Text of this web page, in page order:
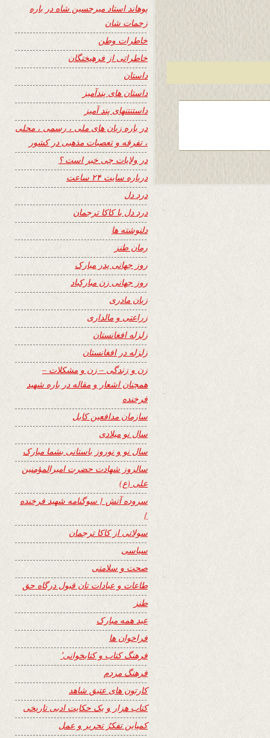
پوهاند استاد میرحسین شاه در باره
زحمات شان
خاطرات وطن
خاطراتی از فرهیختگان
داستان
داستان های پندآمیز
داستنتنهای پند آمیز
در باره زبان های ملی ، رسمی ، محلی
، تفرقه و تعصبات مذهبی در کشور
در ولایات چی خبر است ؟
درباره سایت ۲۴ ساعت
درد دل
درد دل با کاکا ترجمان
دلنوشته ها
رمان طنز
روز جهانی پدر مبارک
روز جهانی زن مبارکباد
زبان مادری
زراعتی و مالداری
زلزله افغانستان
زلزله در افغانستان
زن و زندگی – زن و مشکلات –
همچنان اشعار و مقاله در باره شهید
فرخنده
سازمان مدافعین کابل
سال نو میلادی
سال نو و نوروز باستانی بشما مبارک
سالروز شهادت حضرت امیرالمؤمنین
علی (ع)
سروده آتش { سوگنامه شهید فرخنده
}
سولاتی از کاکا ترجمان
سیاسی
صحت و سلامتی
طاعات و عبادات تان قبول درگاه حق
طنز
عید همه مبارک
فراخوان ها
فرهنگ کتاب و کتابخوانی٬
فرهنگ مردم
کارتون های عتیق شاهد
کتاب هزار و یک حکایت ادبی تاریخی
کمپاین تفکرُ تحریر و عمل